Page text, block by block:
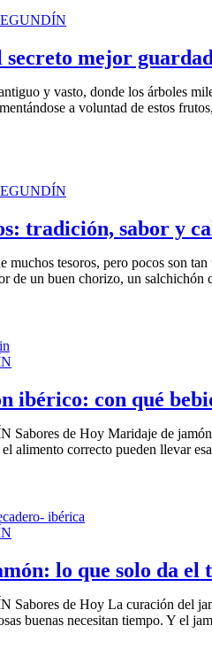
mejor
y vasto, donde los árboles
a voluntad de estos
tradición, sabor y
muchos tesoros, pero pocos son
de un buen chorizo, un
ibérico: con qué
de Hoy Maridaje de jamón
alimento correcto pueden llevar
lo que solo da el
de Hoy La curación del
buenas necesitan tiempo. Y el